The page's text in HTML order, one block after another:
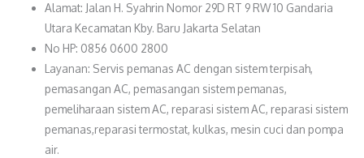
Alamat: Jalan H. Syahrin Nomor 29D RT 9 RW 10 Gandaria
Utara Kecamatan Kby. Baru Jakarta Selatan
No HP: 0856 0600 2800
Layanan: Servis pemanas AC dengan sistem terpisah,
pemasangan AC, pemasangan sistem pemanas,
pemeliharaan sistem AC, reparasi sistem AC, reparasi sistem
pemanas,reparasi termostat, kulkas, mesin cuci dan pompa
air.